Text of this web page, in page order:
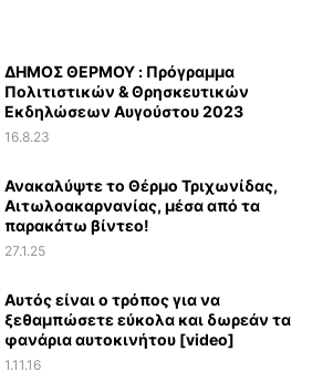
ΔΗΜΟΣ ΘΕΡΜΟΥ : Πρόγραμμα
Πολιτιστικών & Θρησκευτικών
Εκδηλώσεων Αυγούστου 2023
16.8.23
Ανακαλύψτε το Θέρμο Τριχωνίδας,
Αιτωλοακαρνανίας, μέσα από τα
παρακάτω βίντεο!
27.1.25
Αυτός είναι ο τρόπος για να
ξεθαμπώσετε εύκολα και δωρεάν τα
φανάρια αυτοκινήτου [video]
1.11.16